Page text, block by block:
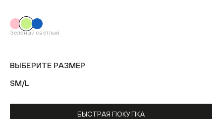
Зеленый светлый
ВЫБЕРИТЕ РАЗМЕР
SM/L
БЫСТРАЯ ПОКУПКА